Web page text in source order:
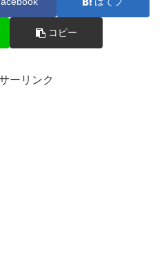
コピー
ーリンク